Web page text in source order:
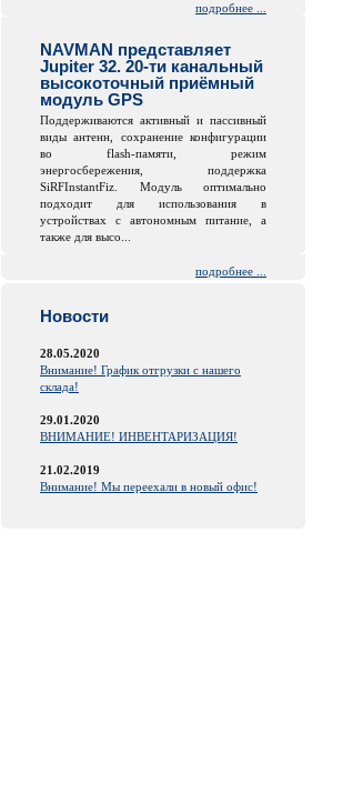
подробнее ...
NAVMAN представляет
Jupiter 32. 20-ти канальный
высокоточный приёмный
модуль GPS
Поддерживаются активный и пассивный
виды антенн, сохранение конфигурации
во flash-памяти, режим
энергосбережения, поддержка
SiRFInstantFiz. Модуль оптимально
подходит для использования в
устройствах с автономным питание, а
также для высо...
подробнее ...
Новости
28.05.2020
Внимание! График отгрузки с нашего
склада!
29.01.2020
ВНИМАНИЕ! ИНВЕНТАРИЗАЦИЯ!
21.02.2019
Внимание! Мы переехали в новый офис!